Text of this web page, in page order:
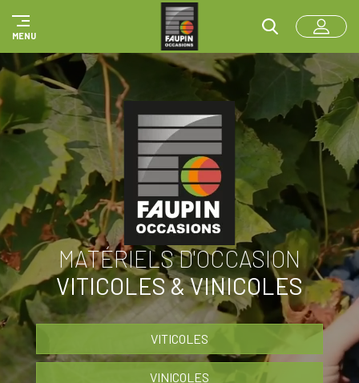
MENU
MATÉRIELS D'OCCASION
VITICOLES & VINICOLES
VITICOLES
VINICOLES
Panneau de gestion des cookies